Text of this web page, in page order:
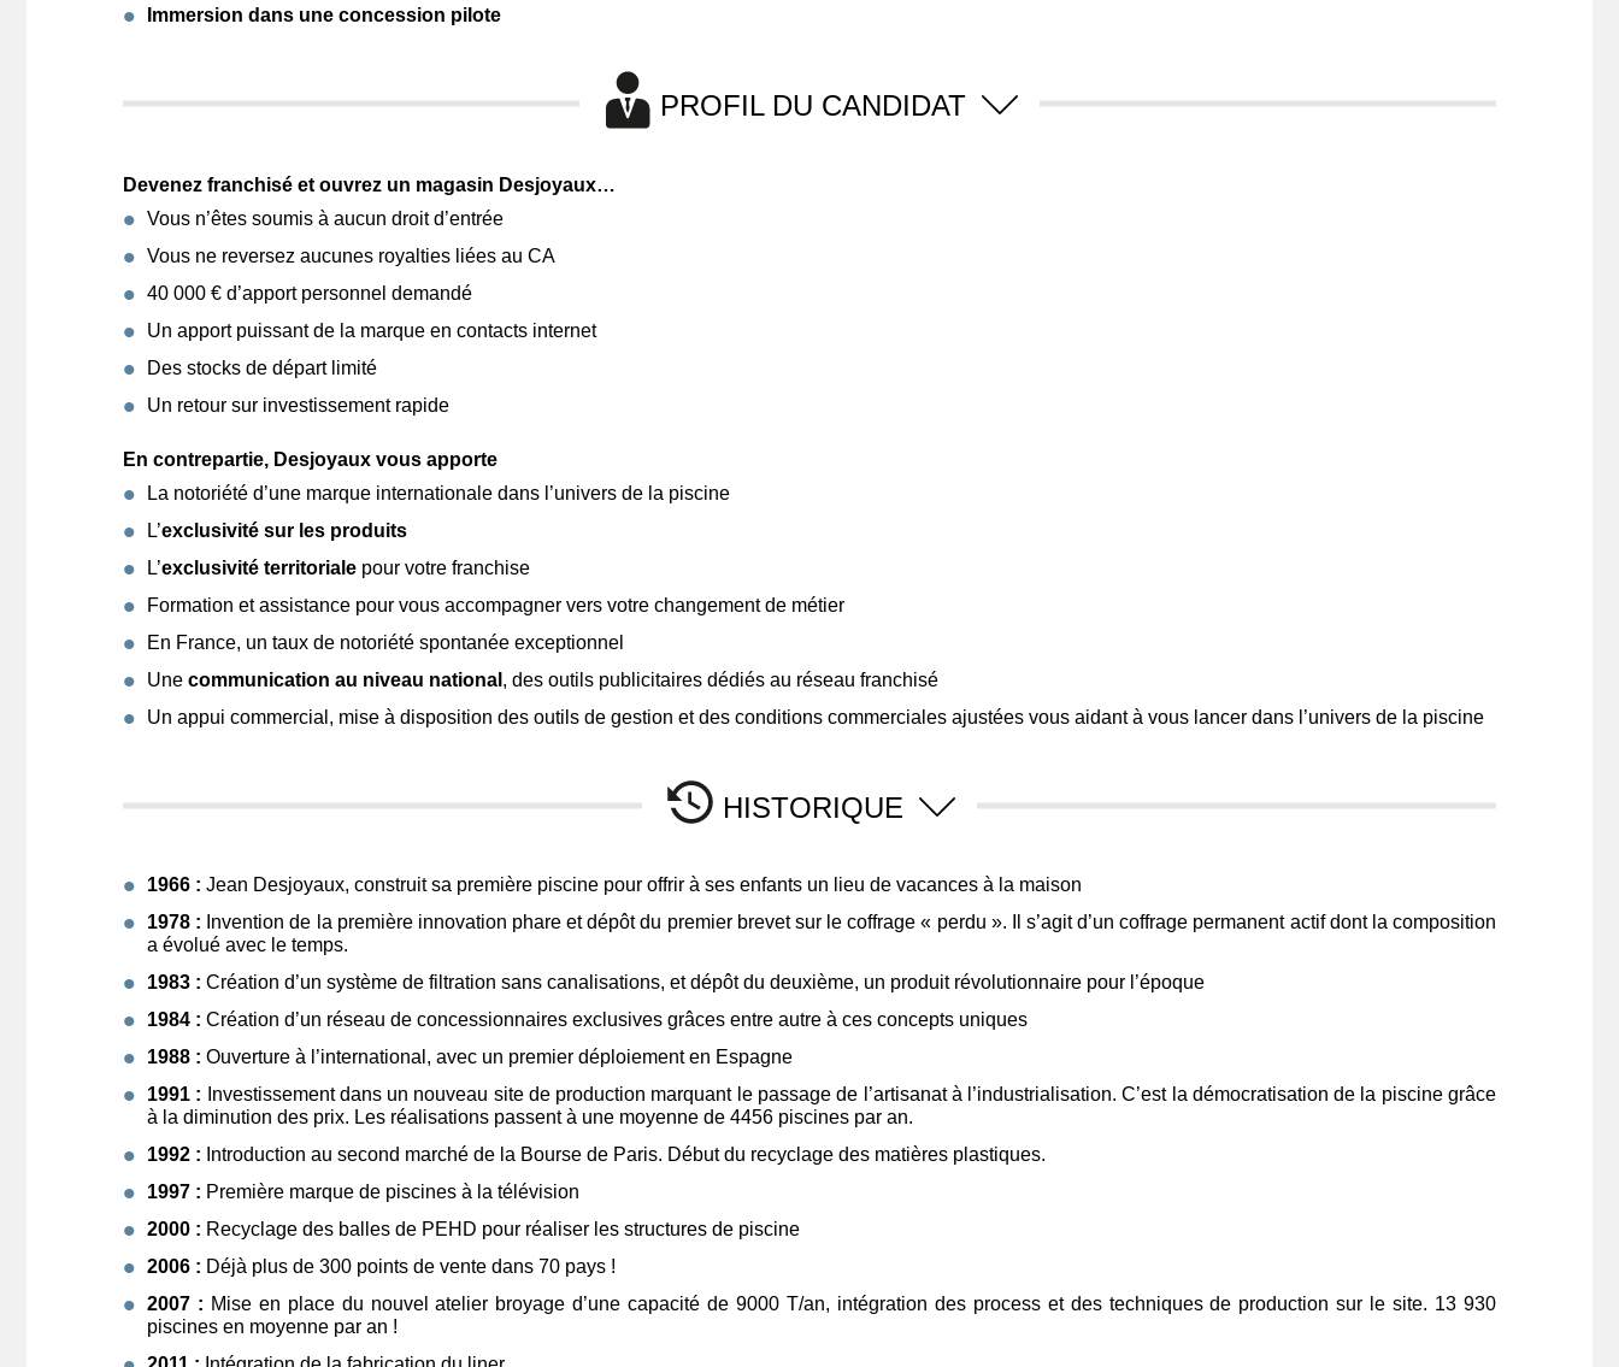
Immersion dans une concession pilote
PROFIL DU CANDIDAT
Devenez franchisé et ouvrez un magasin Desjoyaux…
Vous n’êtes soumis à aucun droit d’entrée
Vous ne reversez aucunes royalties liées au CA
40 000 € d’apport personnel demandé
Un apport puissant de la marque en contacts internet
Des stocks de départ limité
Un retour sur investissement rapide
En contrepartie, Desjoyaux vous apporte
La notoriété d’une marque internationale dans l’univers de la piscine
L’exclusivité sur les produits
L’exclusivité territoriale pour votre franchise
Formation et assistance pour vous accompagner vers votre changement de métier
En France, un taux de notoriété spontanée exceptionnel
Une communication au niveau national , des outils publicitaires dédiés au réseau franchisé
Un appui commercial, mise à disposition des outils de gestion et des conditions commerciales ajustées vous aidant à vous lancer dans l’univers de la piscine
HISTORIQUE
1966 : Jean Desjoyaux, construit sa première piscine pour offrir à ses enfants un lieu de vacances à la maison
1978 : Invention de la première innovation phare et dépôt du premier brevet sur le coffrage « perdu ». Il s’agit d’un coffrage permanent actif dont la composition
a évolué avec le temps.
1983 : Création d’un système de filtration sans canalisations, et dépôt du deuxième, un produit révolutionnaire pour l’époque
1984 : Création d’un réseau de concessionnaires exclusives grâces entre autre à ces concepts uniques
1988 : Ouverture à l’international, avec un premier déploiement en Espagne
1991 : Investissement dans un nouveau site de production marquant le passage de l’artisanat à l’industrialisation. C’est la démocratisation de la piscine grâce
à la diminution des prix. Les réalisations passent à une moyenne de 4456 piscines par an.
1992 : Introduction au second marché de la Bourse de Paris. Début du recyclage des matières plastiques.
1997 : Première marque de piscines à la télévision
2000 : Recyclage des balles de PEHD pour réaliser les structures de piscine
2006 : Déjà plus de 300 points de vente dans 70 pays !
2007 : Mise en place du nouvel atelier broyage d’une capacité de 9000 T/an, intégration des process et des techniques de production sur le site. 13 930
piscines en moyenne par an !